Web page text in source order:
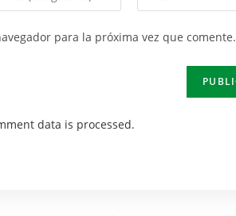
para la próxima vez que comente.
data is processed.